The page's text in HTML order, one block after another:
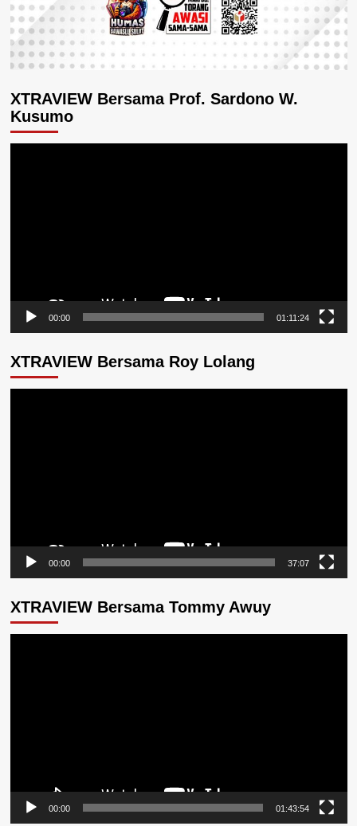
XTRAVIEW Bersama Prof. Sardono W.
Kusumo
00:00 01:11:24
XTRAVIEW Bersama Roy Lolang
00:00 37:07
XTRAVIEW Bersama Tommy Awuy
00:00 01:43:54